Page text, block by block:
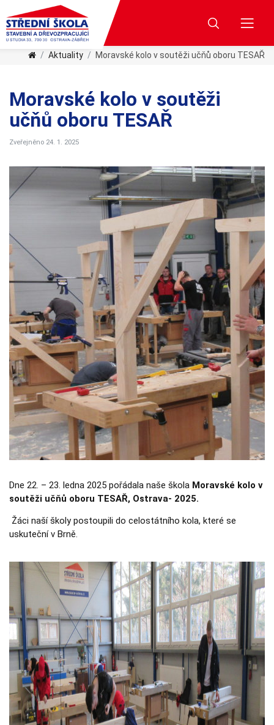
Aktuality Moravské kolo v soutěži učňů oboru TESAŘ
Moravské kolo v soutěži
učňů oboru TESAŘ
Zveřejněno 24. 1. 2025
Dne 22. – 23. ledna 2025 pořádala naše škola Moravské kolo v
soutěži učňů oboru TESAŘ, Ostrava- 2025.
Žáci naší školy postoupili do celostátního kola, které se
uskuteční v Brně.
Nezbytné
Tyto
soubory
cookie
nejsou
volitelné.
Jsou
nezbytné
pro
fungování
webových
Abychom
mohli
strukturu
webových
stránek na
toho, jak se
Uživatelská
zkušenost
Aby naše
webové
stránky
fungovaly při
vaší návštěvě
co nejlépe.
Pokud tyto
cookies
odmítnete,
některé
funkce z
webu zmizí.